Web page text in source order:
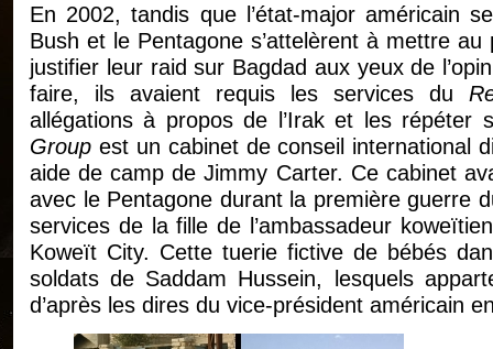
En 2002, tandis que l’état-major américain
Bush et le Pentagone s’attelèrent à mettre
justifier leur raid sur Bagdad aux yeux de
faire, ils avaient requis les services du
allégations à propos de l’Irak et les
Group est un cabinet de conseil international
aide de camp de Jimmy Carter. Ce cabinet
avec le Pentagone durant la première guerre
services de la fille de l’ambassadeur
Koweït City. Cette tuerie fictive de bébés
soldats de Saddam Hussein, lesquels
d’après les dires du vice-président américain